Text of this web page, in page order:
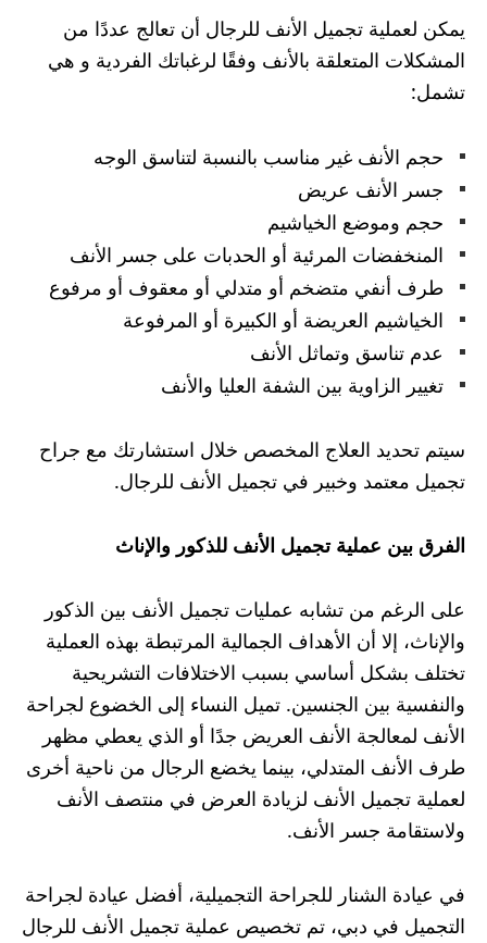
يمكن لعملية تجميل الأنف للرجال أن تعالج عددًا من
المشكلات المتعلقة بالأنف وفقًا لرغباتك الفردية و هي
تشمل:
حجم الأنف غير مناسب بالنسبة لتناسق الوجه
جسر الأنف عريض
حجم وموضع الخياشيم
المنخفضات المرئية أو الحدبات على جسر الأنف
طرف أنفي متضخم أو متدلي أو معقوف أو مرفوع
الخياشيم العريضة أو الكبيرة أو المرفوعة
عدم تناسق وتماثل الأنف
تغيير الزاوية بين الشفة العليا والأنف
سيتم تحديد العلاج المخصص خلال استشارتك مع جراح
تجميل معتمد وخبير في تجميل الأنف للرجال.
الفرق بين عملية تجميل الأنف للذكور والإناث
على الرغم من تشابه عمليات تجميل الأنف بين الذكور
والإناث، إلا أن الأهداف الجمالية المرتبطة بهذه العملية
تختلف بشكل أساسي بسبب الاختلافات التشريحية
والنفسية بين الجنسين. تميل النساء إلى الخضوع لجراحة
الأنف لمعالجة الأنف العريض جدًا أو الذي يعطي مظهر
طرف الأنف المتدلي، بينما يخضع الرجال من ناحية أخرى
لعملية تجميل الأنف لزيادة العرض في منتصف الأنف
ولاستقامة جسر الأنف.
في عيادة الشنار للجراحة التجميلية، أفضل عيادة لجراحة
التجميل في دبي، تم تخصيص عملية تجميل الأنف للرجال